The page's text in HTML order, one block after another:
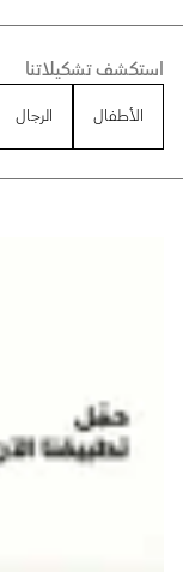
استكشف تشكيلاتنا
الأطفال الرجال